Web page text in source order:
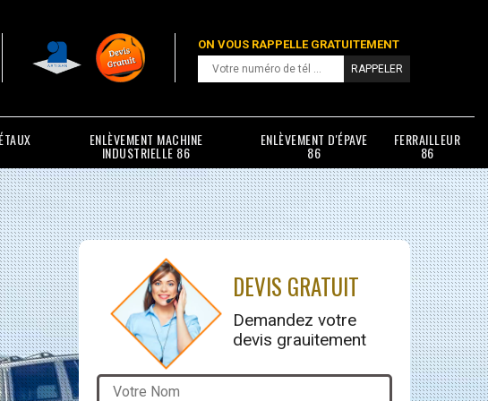
ON VOUS RAPPELLE GRATUITEMENT
ENLÈVEMENT MACHINE
INDUSTRIELLE 86
ENLÈVEMENT D'ÉPAVE
86
FERRAILLEUR
86
DEVIS GRATUIT
Demandez votre
devis grauitement